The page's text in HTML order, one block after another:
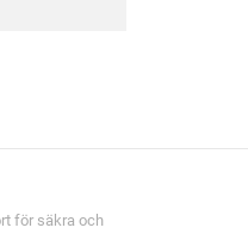
för säkra och